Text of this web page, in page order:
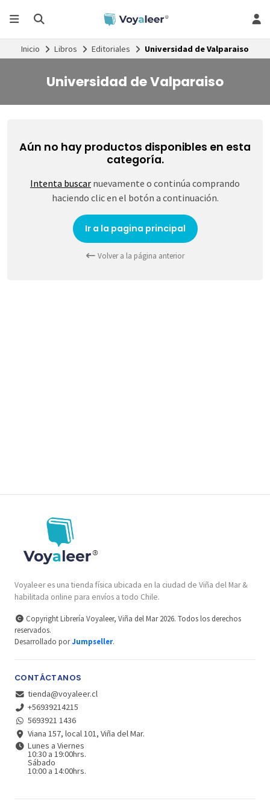
Inicio Libros Editoriales Universidad de Valparaiso
Universidad de Valparaiso
Aún no hay productos disponibles en esta
categoría.
Intenta buscar nuevamente o continúa comprando
haciendo clic en el botón a continuación.
Ir a la pagina principal
Volver a la página anterior
Voyaleer es una tienda física ubicada en la ciudad de Viña del Mar &
habilitada online para envíos a todo Chile.
Copyright Librería Voyaleer, Viña del Mar 2026. Todos los derechos
reservados.
Desarrollado porJumpseller.
CONTÁCTANOS
tienda@voyaleer.cl
+56939214215
5693921 1436
Viana 157, local 101, Viña del Mar.
Lunes a Viernes
10:30 a 19:00hrs.
Sábado
10:00 a 14:00hrs.